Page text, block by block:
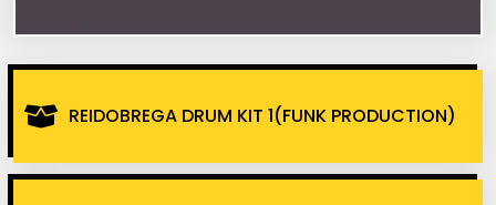
REIDOBREGA DRUM KIT 1(FUNK PRODUCTION)